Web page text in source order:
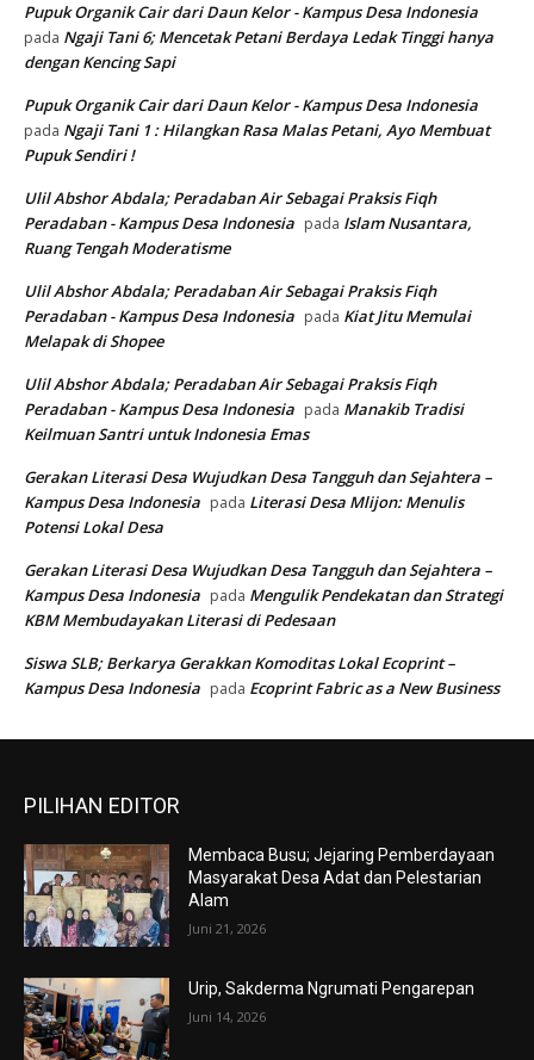
Pupuk Organik Cair dari Daun Kelor - Kampus Desa Indonesia
pada Ngaji Tani 6; Mencetak Petani Berdaya Ledak Tinggi hanya
dengan Kencing Sapi
Pupuk Organik Cair dari Daun Kelor - Kampus Desa Indonesia
pada Ngaji Tani 1 : Hilangkan Rasa Malas Petani, Ayo Membuat
Pupuk Sendiri !
Ulil Abshor Abdala; Peradaban Air Sebagai Praksis Fiqh
Peradaban - Kampus Desa Indonesia pada Islam Nusantara,
Ruang Tengah Moderatisme
Ulil Abshor Abdala; Peradaban Air Sebagai Praksis Fiqh
Peradaban - Kampus Desa Indonesia pada Kiat Jitu Memulai
Melapak di Shopee
Ulil Abshor Abdala; Peradaban Air Sebagai Praksis Fiqh
Peradaban - Kampus Desa Indonesia pada Manakib Tradisi
Keilmuan Santri untuk Indonesia Emas
Gerakan Literasi Desa Wujudkan Desa Tangguh dan Sejahtera –
Kampus Desa Indonesia pada Literasi Desa Mlijon: Menulis
Potensi Lokal Desa
Gerakan Literasi Desa Wujudkan Desa Tangguh dan Sejahtera –
Kampus Desa Indonesia pada Mengulik Pendekatan dan Strategi
KBM Membudayakan Literasi di Pedesaan
Siswa SLB; Berkarya Gerakkan Komoditas Lokal Ecoprint –
Kampus Desa Indonesia pada Ecoprint Fabric as a New Business
PILIHAN EDITOR
Membaca Busu; Jejaring Pemberdayaan
Masyarakat Desa Adat dan Pelestarian
Alam
Juni 21, 2026
Urip, Sakderma Ngrumati Pengarepan
Juni 14, 2026